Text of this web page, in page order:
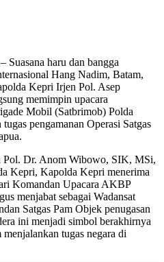
– Suasana haru dan bangga
Hang Nadim, Batam,
Kepri Irjen Pol. Asep
memimpin upacara
Mobil (Satbrimob) Polda
pengamanan Operasi Satgas
Dr. Anom Wibowo, SIK, MSi,
Kepri, Kapolda Kepri menerima
Komandan Upacara AKBP
menjabat sebagai Wadansat
Satgas Pam Objek penugasan
ini menjadi simbol berakhirnya
tugas negara di